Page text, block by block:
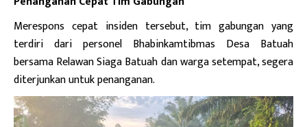
Merespons cepat insiden tersebut, tim gabungan yang
terdiri dari personel Bhabinkamtibmas Desa Batuah
bersama Relawan Siaga Batuah dan warga setempat, segera
diterjunkan untuk penanganan.